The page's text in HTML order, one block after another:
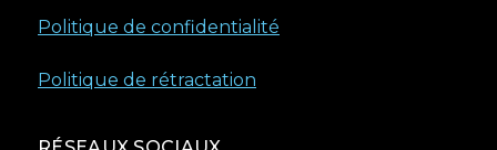
Politique de confidentialité
Politique de rétractation